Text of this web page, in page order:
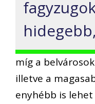
hidegebb,
míg a
illetve a
enyhébb is